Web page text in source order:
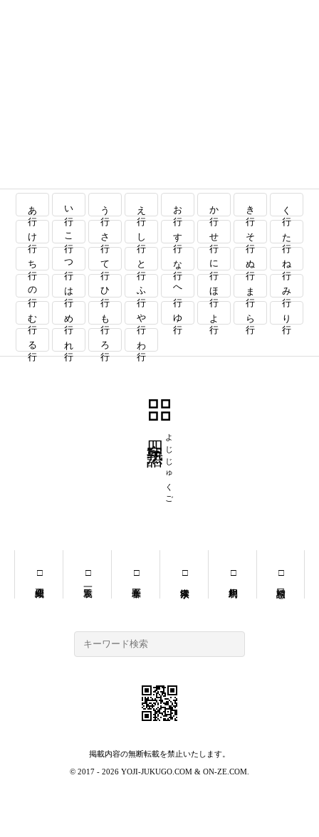
あ行 い行 う行 え行 お行 か行 き行 く行
け行 こ行 さ行 し行 す行 せ行 そ行 た行
ち行 つ行 て行 と行 な行 に行 ぬ行 ね行
の行 は行 ひ行 ふ行 へ行 ほ行 ま行 み行
む行 め行 も行 や行 ゆ行 よ行 ら行 り行
る行 れ行 ろ行 わ行
よじじゅくご
掲載内容の無断転載を禁止いたします。
© 2017 - 2026 YOJI-JUKUGO.COM & ON-ZE.COM